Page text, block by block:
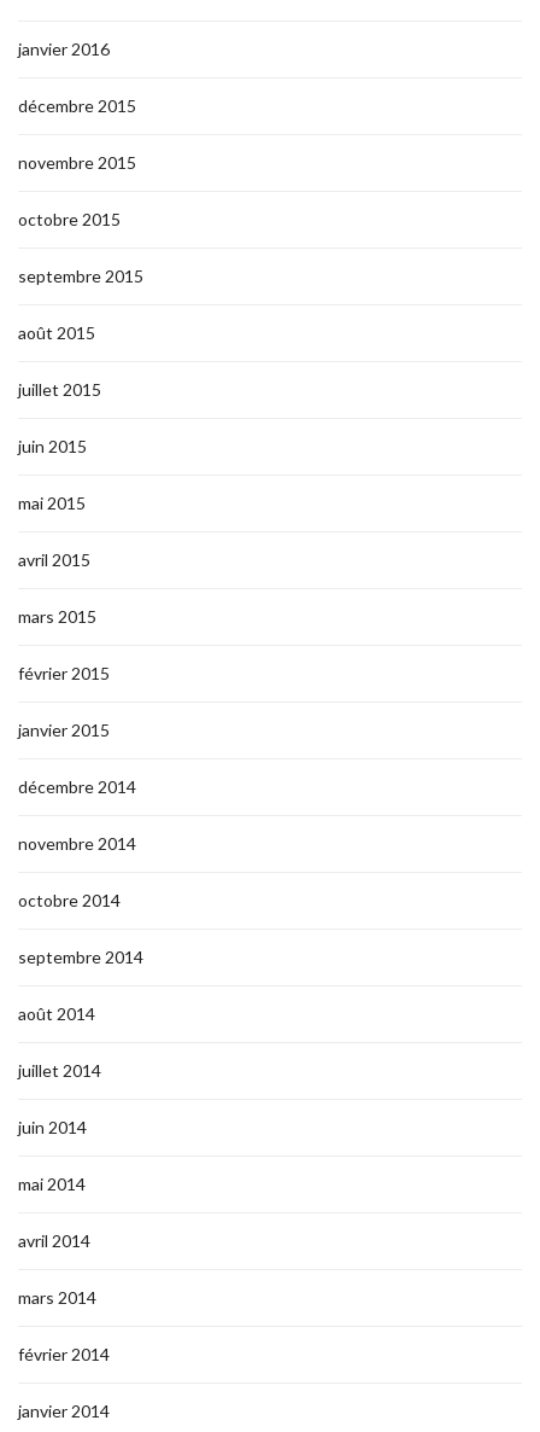
janvier 2016
décembre 2015
novembre 2015
octobre 2015
septembre 2015
août 2015
juillet 2015
juin 2015
mai 2015
avril 2015
mars 2015
février 2015
janvier 2015
décembre 2014
novembre 2014
octobre 2014
septembre 2014
août 2014
juillet 2014
juin 2014
mai 2014
avril 2014
mars 2014
février 2014
janvier 2014